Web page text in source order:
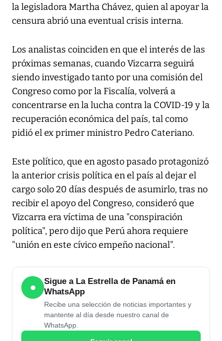
la legisladora Martha Chávez, quien al apoyar la
censura abrió una eventual crisis interna.
Los analistas coinciden en que el interés de las
próximas semanas, cuando Vizcarra seguirá
siendo investigado tanto por una comisión del
Congreso como por la Fiscalía, volverá a
concentrarse en la lucha contra la COVID-19 y la
recuperación económica del país, tal como
pidió el ex primer ministro Pedro Cateriano.
Este político, que en agosto pasado protagonizó
la anterior crisis política en el país al dejar el
cargo solo 20 días después de asumirlo, tras no
recibir el apoyo del Congreso, consideró que
Vizcarra era víctima de una "conspiración
política", pero dijo que Perú ahora requiere
"unión en este cívico empeño nacional".
●
Sigue a La Estrella de Panamá en
WhatsApp
Recibe una selección de noticias importantes y
mantente al día desde nuestro canal de
WhatsApp.